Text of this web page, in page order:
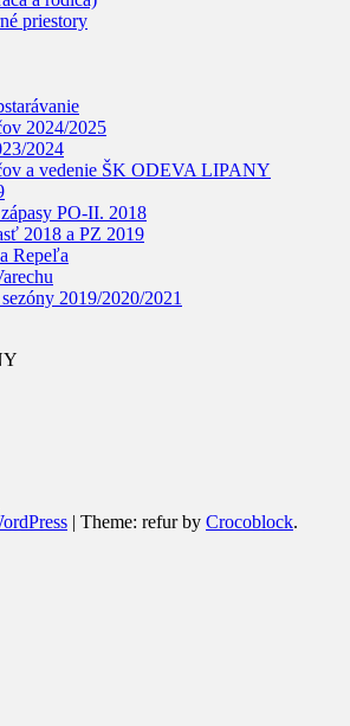
priestory
2024/2025
2024
a vedenie ŠK ODEVA LIPANY
PO-II. 2018
2018 a PZ 2019
Repeľa
2019/2020/2021
| Theme: refur by Crocoblock.